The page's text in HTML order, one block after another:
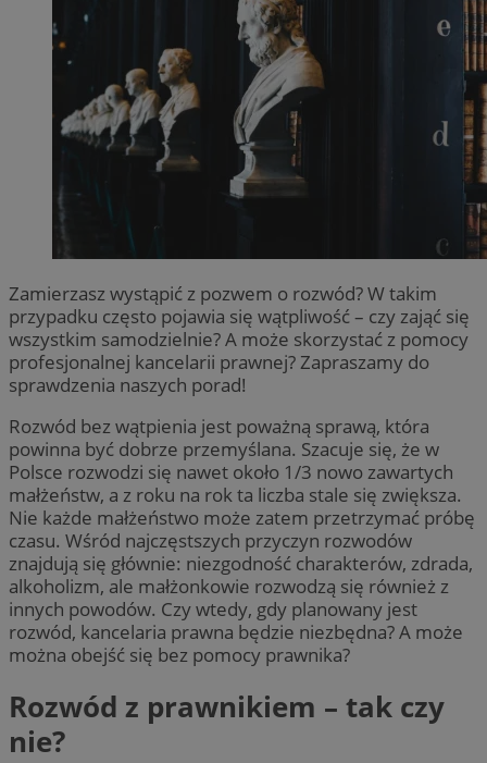
Zamierzasz wystąpić z pozwem o rozwód? W takim
przypadku często pojawia się wątpliwość – czy zająć się
wszystkim samodzielnie? A może skorzystać z pomocy
profesjonalnej kancelarii prawnej? Zapraszamy do
sprawdzenia naszych porad!
Rozwód bez wątpienia jest poważną sprawą, która
powinna być dobrze przemyślana. Szacuje się, że w
Polsce rozwodzi się nawet około 1/3 nowo zawartych
małżeństw, a z roku na rok ta liczba stale się zwiększa.
Nie każde małżeństwo może zatem przetrzymać próbę
czasu. Wśród najczęstszych przyczyn rozwodów
znajdują się głównie: niezgodność charakterów, zdrada,
alkoholizm, ale małżonkowie rozwodzą się również z
innych powodów. Czy wtedy, gdy planowany jest
rozwód, kancelaria prawna będzie niezbędna? A może
można obejść się bez pomocy prawnika?
Rozwód z prawnikiem – tak czy
nie?